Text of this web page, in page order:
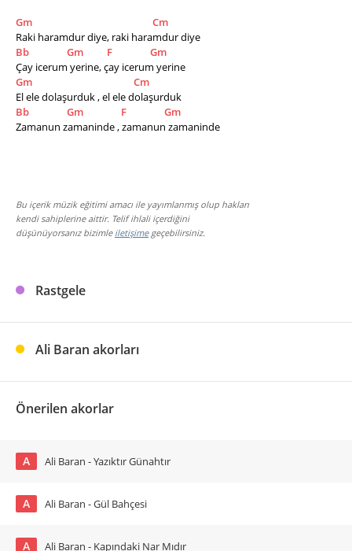
Gm
Cm
Raki haramdur diye, raki haramdur diye
Bb
Gm F
Gm
Çay icerum yerine, çay icerum yerine
Gm
Cm
El ele dolaşurduk , el ele dolaşurduk
Bb
Gm F
Gm
Zamanun zamaninde , zamanun zamaninde
Bu içerik müzik eğitimi amacı ile yayımlanmış olup hakları
kendi sahiplerine aittir. Telif ihlali içerdiğini
düşünüyorsanız bizimle iletişimegeçebilirsiniz.
Rastgele
Ali Baran akorları
Önerilen akorlar
A Ali Baran - Yazıktır Günahtır
A Ali Baran - Gül Bahçesi
A Ali Baran - Kapındaki Nar Mıdır